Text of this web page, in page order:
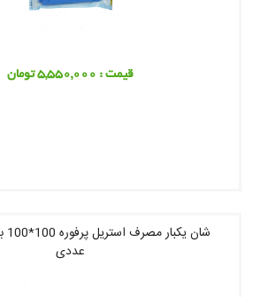
قیمت : 5,550,000 تومان
عددی